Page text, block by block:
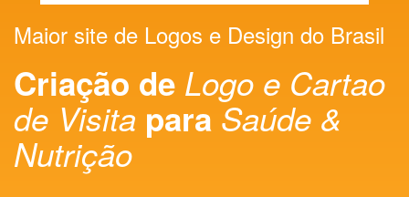
Maior site de Logos e Design do Brasil
Criação de Logo e Cartao
de Visita para Saúde &
Nutrição